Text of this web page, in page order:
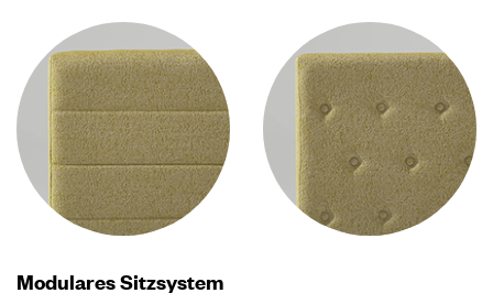
Modulares Sitzsystem